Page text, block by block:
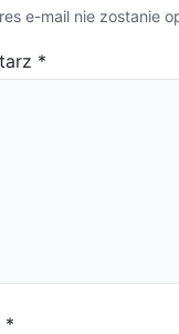
e-mail nie zostanie
*
*